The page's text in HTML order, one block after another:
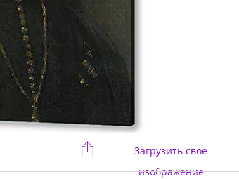
Загрузить свое
изображение